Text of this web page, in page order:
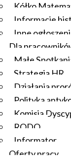
Kółko
Informacje
Inne
Dla
Małe
Strategia HR
Działania
Polityka
Komisja
RODO
Informator
Oferty pracy